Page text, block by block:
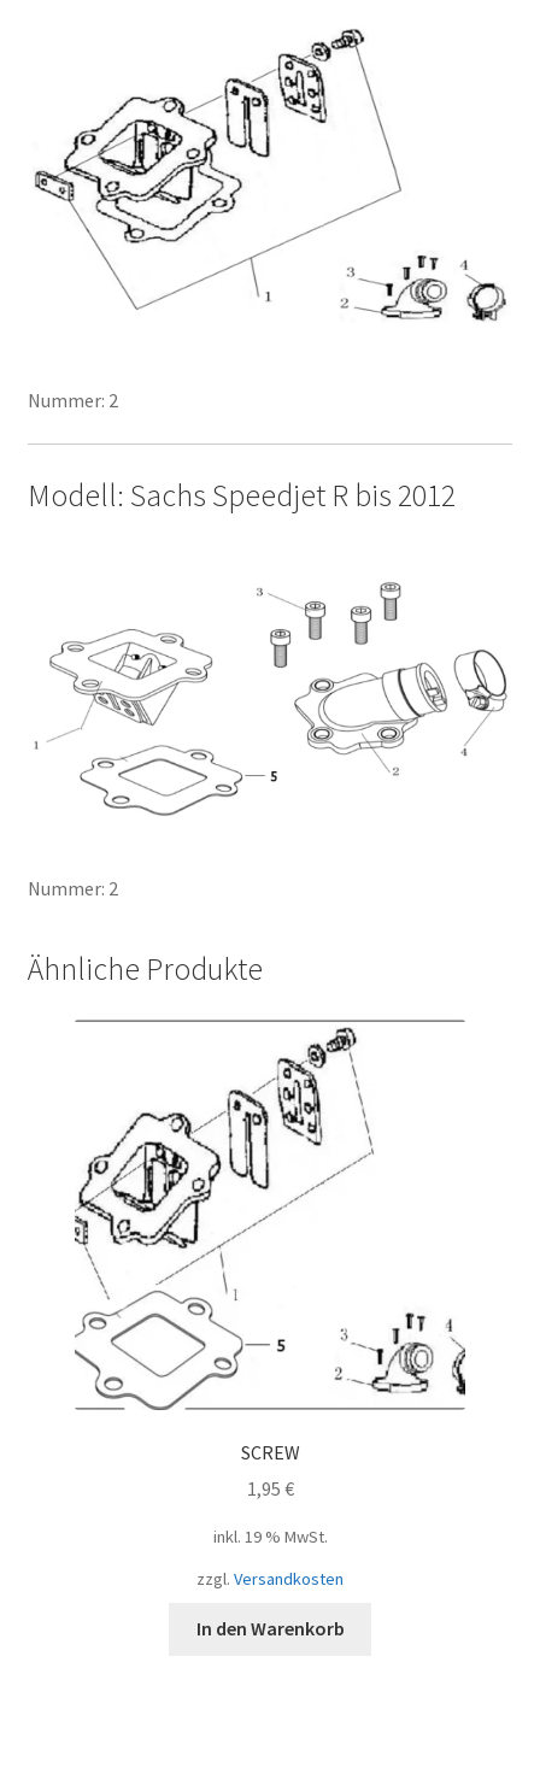
Nummer: 2
Modell: Sachs Speedjet R bis 2012
Nummer: 2
Ähnliche Produkte
SCREW
1,95 €
inkl. 19 % MwSt.
zzgl. Versandkosten
In den Warenkorb